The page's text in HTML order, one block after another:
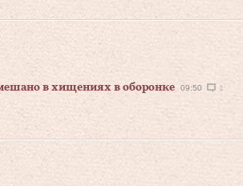
в хищениях в оборонке
09:50
1